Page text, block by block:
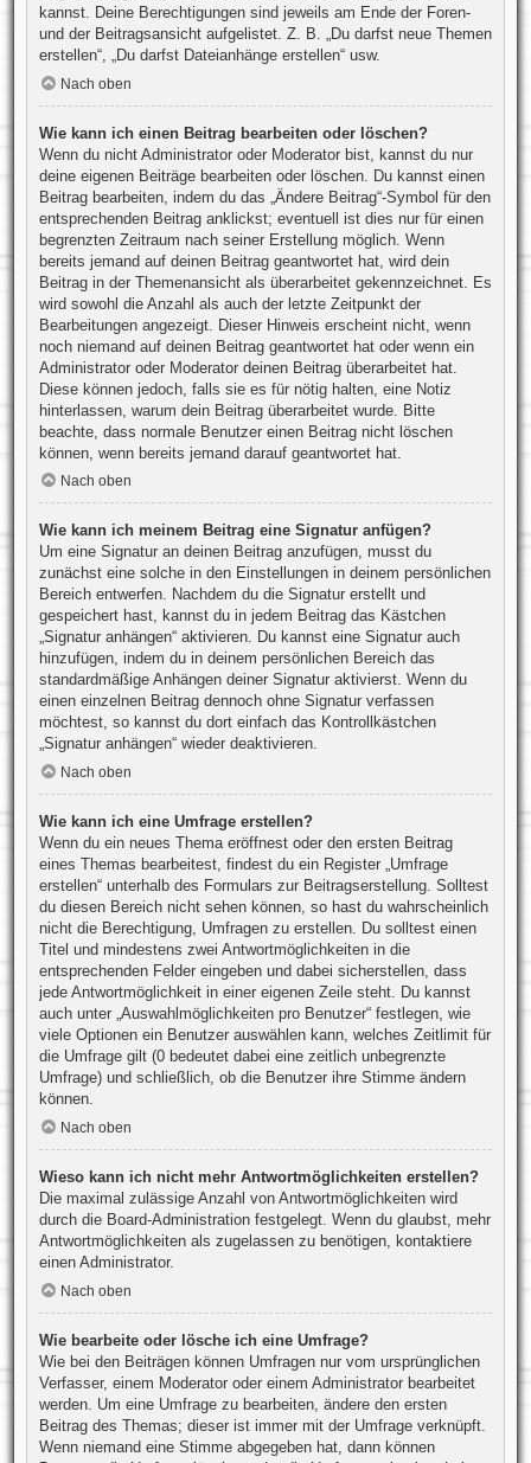
kannst. Deine Berechtigungen sind jeweils am Ende der Foren-
und der Beitragsansicht aufgelistet. Z. B. „Du darfst neue Themen
erstellen“, „Du darfst Dateianhänge erstellen“ usw.
Nach oben
Wie kann ich einen Beitrag bearbeiten oder löschen?
Wenn du nicht Administrator oder Moderator bist, kannst du nur
deine eigenen Beiträge bearbeiten oder löschen. Du kannst einen
Beitrag bearbeiten, indem du das „Ändere Beitrag“-Symbol für den
entsprechenden Beitrag anklickst; eventuell ist dies nur für einen
begrenzten Zeitraum nach seiner Erstellung möglich. Wenn
bereits jemand auf deinen Beitrag geantwortet hat, wird dein
Beitrag in der Themenansicht als überarbeitet gekennzeichnet. Es
wird sowohl die Anzahl als auch der letzte Zeitpunkt der
Bearbeitungen angezeigt. Dieser Hinweis erscheint nicht, wenn
noch niemand auf deinen Beitrag geantwortet hat oder wenn ein
Administrator oder Moderator deinen Beitrag überarbeitet hat.
Diese können jedoch, falls sie es für nötig halten, eine Notiz
hinterlassen, warum dein Beitrag überarbeitet wurde. Bitte
beachte, dass normale Benutzer einen Beitrag nicht löschen
können, wenn bereits jemand darauf geantwortet hat.
Nach oben
Wie kann ich meinem Beitrag eine Signatur anfügen?
Um eine Signatur an deinen Beitrag anzufügen, musst du
zunächst eine solche in den Einstellungen in deinem persönlichen
Bereich entwerfen. Nachdem du die Signatur erstellt und
gespeichert hast, kannst du in jedem Beitrag das Kästchen
„Signatur anhängen“ aktivieren. Du kannst eine Signatur auch
hinzufügen, indem du in deinem persönlichen Bereich das
standardmäßige Anhängen deiner Signatur aktivierst. Wenn du
einen einzelnen Beitrag dennoch ohne Signatur verfassen
möchtest, so kannst du dort einfach das Kontrollkästchen
„Signatur anhängen“ wieder deaktivieren.
Nach oben
Wie kann ich eine Umfrage erstellen?
Wenn du ein neues Thema eröffnest oder den ersten Beitrag
eines Themas bearbeitest, findest du ein Register „Umfrage
erstellen“ unterhalb des Formulars zur Beitragserstellung. Solltest
du diesen Bereich nicht sehen können, so hast du wahrscheinlich
nicht die Berechtigung, Umfragen zu erstellen. Du solltest einen
Titel und mindestens zwei Antwortmöglichkeiten in die
entsprechenden Felder eingeben und dabei sicherstellen, dass
jede Antwortmöglichkeit in einer eigenen Zeile steht. Du kannst
auch unter „Auswahlmöglichkeiten pro Benutzer“ festlegen, wie
viele Optionen ein Benutzer auswählen kann, welches Zeitlimit für
die Umfrage gilt (0 bedeutet dabei eine zeitlich unbegrenzte
Umfrage) und schließlich, ob die Benutzer ihre Stimme ändern
können.
Nach oben
Wieso kann ich nicht mehr Antwortmöglichkeiten erstellen?
Die maximal zulässige Anzahl von Antwortmöglichkeiten wird
durch die Board-Administration festgelegt. Wenn du glaubst, mehr
Antwortmöglichkeiten als zugelassen zu benötigen, kontaktiere
einen Administrator.
Nach oben
Wie bearbeite oder lösche ich eine Umfrage?
Wie bei den Beiträgen können Umfragen nur vom ursprünglichen
Verfasser, einem Moderator oder einem Administrator bearbeitet
werden. Um eine Umfrage zu bearbeiten, ändere den ersten
Beitrag des Themas; dieser ist immer mit der Umfrage verknüpft.
Wenn niemand eine Stimme abgegeben hat, dann können